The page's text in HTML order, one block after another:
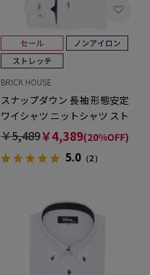
BRICK HOUSE
スナップダウン 長袖 形態安定
ワイシャツ ニットシャツ スト
レッチ
￥5,489￥4,389(20%OFF)
5.0 （2）